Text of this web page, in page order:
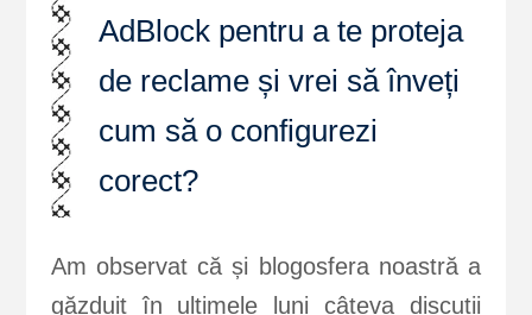
AdBlock pentru a te proteja
de reclame și vrei să înveți
cum să o configurezi
corect?
Am observat că și blogosfera noastră a
găzduit în ultimele luni câteva discuții